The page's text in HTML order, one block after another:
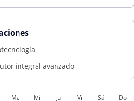
integral avanzado
Ma Mi Ju Vi Sá Do